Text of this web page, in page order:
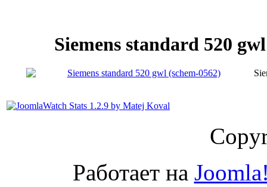
Siemens standard 520
Работает на